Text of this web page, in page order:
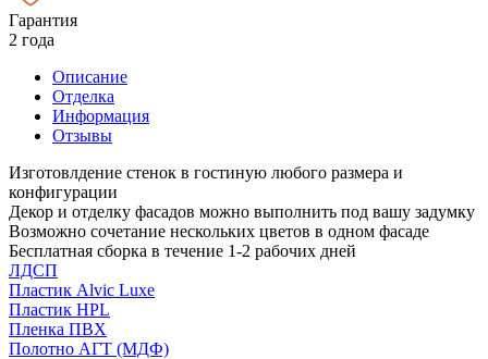
Гарантия
2 года
Описание
Отделка
Информация
Отзывы
Изготовлдение стенок в гостиную любого размера и
конфигурации
Декор и отделку фасадов можно выполнить под вашу задумку
Возможно сочетание нескольких цветов в одном фасаде
Бесплатная сборка в течение 1-2 рабочих дней
ЛДСП
Пластик Alvic Luxe
Пластик HPL
Пленка ПВХ
Полотно АГТ (МДФ)